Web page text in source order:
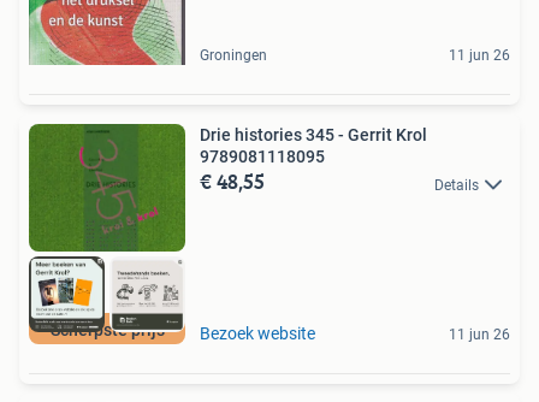
Groningen 11 jun 26
Scherpste prijs
Drie histories 345 - Gerrit Krol
9789081118095
€ 48,55 Details
Bezoek website 11 jun 26